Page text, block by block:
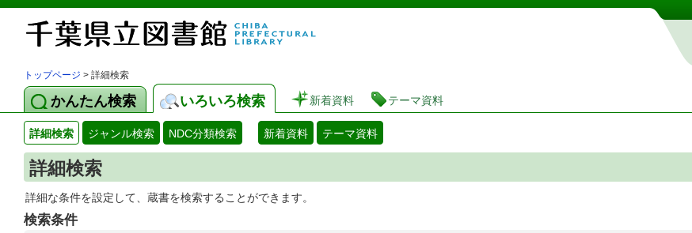
図書館 蔵書検索・予約システム
トップページ > 詳細検索
かんたん検索 いろいろ検索 新着資料 テーマ資料
詳細検索 ジャンル検索 NDC分類検索 新着資料 テーマ資料
詳細検索
詳細な条件を設定して、蔵書を検索することができます。
検索条件